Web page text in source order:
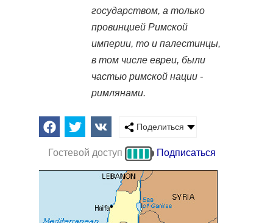
государством, а только
провинцией Римской
империи, то и палестинцы,
в том числе евреи, были
частью римской нации -
римлянами.
Поделиться
Гостевой доступ Подписаться